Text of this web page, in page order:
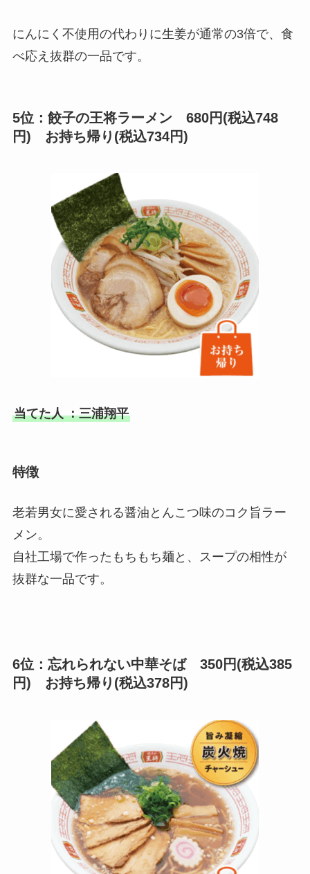
にんにく不使用の代わりに生姜が通常の3倍で、食
べ応え抜群の一品です。
5位：餃子の王将ラーメン 680円(税込748
円) お持ち帰り(税込734円)
当てた人 ：三浦翔平
特徴
老若男女に愛される醤油とんこつ味のコク旨ラー
メン。
自社工場で作ったもちもち麺と、スープの相性が
抜群な一品です。
6位：忘れられない中華そば 350円(税込385
円) お持ち帰り(税込378円)